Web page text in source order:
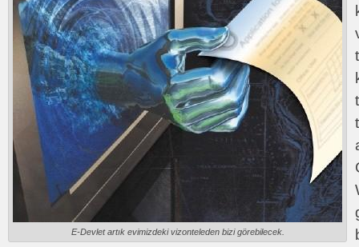
E-Devlet artık evimizdeki vizonteleden bizi görebilecek.